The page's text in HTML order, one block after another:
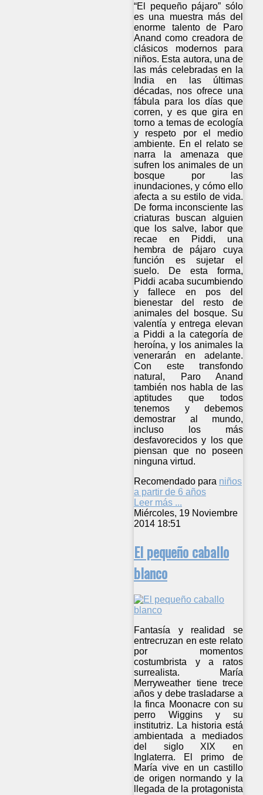
“El pequeño pájaro” sólo
es una muestra más del
enorme talento de Paro
Anand como creadora de
clásicos modernos para
niños. Esta autora, una de
las más celebradas en la
India en las últimas
décadas, nos ofrece una
fábula para los días que
corren, y es que gira en
torno a temas de ecología
y respeto por el medio
ambiente. En el relato se
narra la amenaza que
sufren los animales de un
bosque por las
inundaciones, y cómo ello
afecta a su estilo de vida.
De forma inconsciente las
criaturas buscan alguien
que los salve, labor que
recae en Piddi, una
hembra de pájaro cuya
función es sujetar el
suelo. De esta forma,
Piddi acaba sucumbiendo
y fallece en pos del
bienestar del resto de
animales del bosque. Su
valentía y entrega elevan
a Piddi a la categoría de
heroína, y los animales la
venerarán en adelante.
Con este transfondo
natural, Paro Anand
también nos habla de las
aptitudes que todos
tenemos y debemos
demostrar al mundo,
incluso los más
desfavorecidos y los que
piensan que no poseen
ninguna virtud.
Recomendado para niños
a partir de 6 años
Leer más ...
Miércoles, 19 Noviembre
2014 18:51
El pequeño caballo
blanco
Fantasía y realidad se
entrecruzan en este relato
por momentos
costumbrista y a ratos
surrealista. María
Merryweather tiene trece
años y debe trasladarse a
la finca Moonacre con su
perro Wiggins y su
institutriz. La historia está
ambientada a mediados
del siglo XIX en
Inglaterra. El primo de
María vive en un castillo
de origen normando y la
llegada de la protagonista